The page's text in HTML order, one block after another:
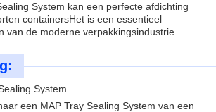
System kan een perfecte afdichting
containersHet is een essentieel
van de moderne verpakkingsindustrie.
System
een MAP Tray Sealing System van een